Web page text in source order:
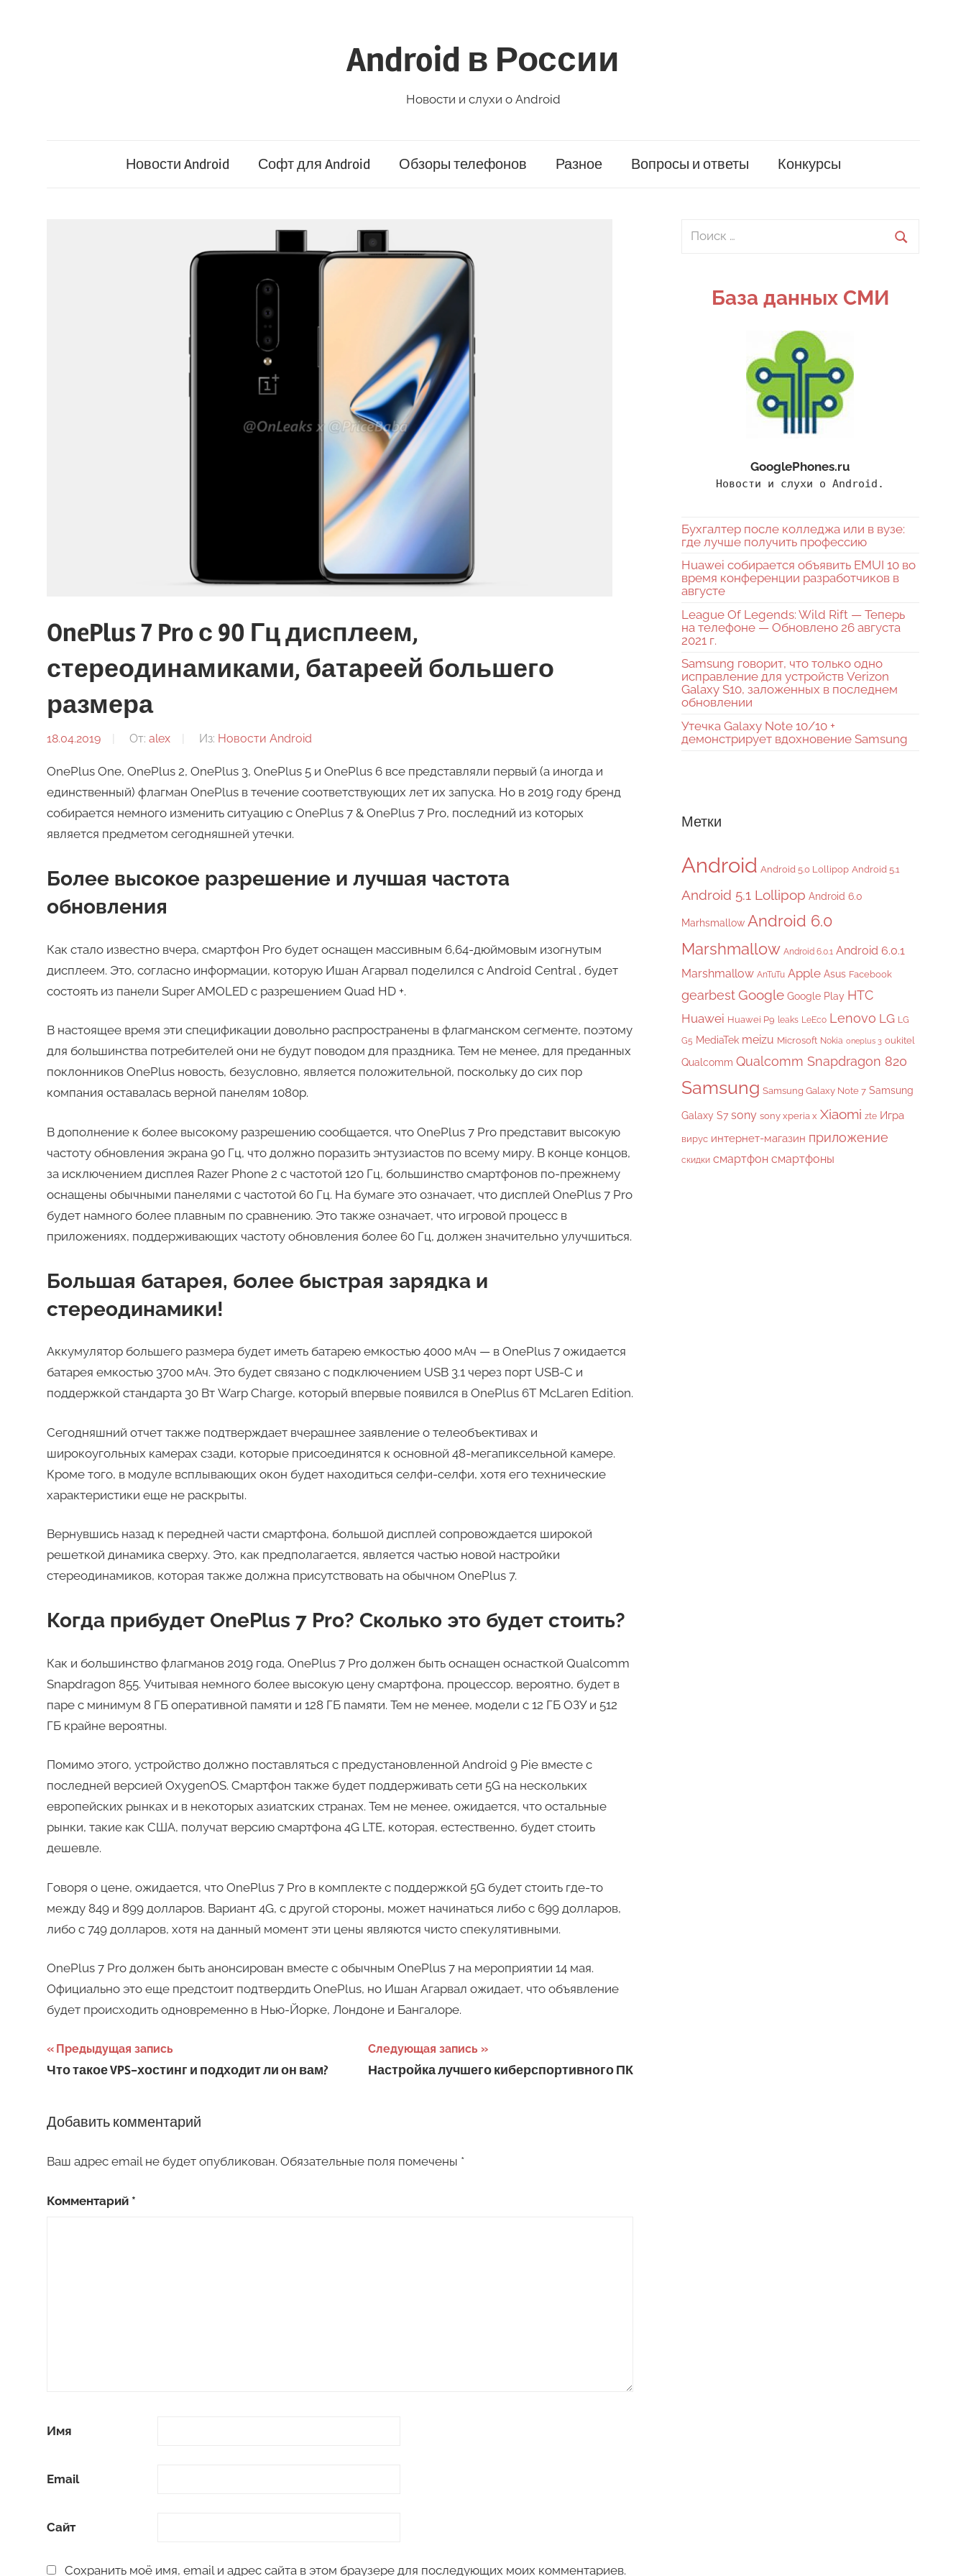
Android в России
Новости и слухи о Android
Новости Android Софт для Android Обзоры телефонов Разное Вопросы и ответы Конкурсы
OnePlus 7 Pro с 90 Гц дисплеем,
стереодинамиками, батареей большего
размера
18.04.2019 От: alex Из: Новости Android
OnePlus One, OnePlus 2, OnePlus 3, OnePlus 5 и OnePlus 6 все представляли первый (а иногда и
единственный) флагман OnePlus в течение соответствующих лет их запуска. Но в 2019 году бренд
собирается немного изменить ситуацию с OnePlus 7 & OnePlus 7 Pro, последний из которых
является предметом сегодняшней утечки.
Более высокое разрешение и лучшая частота
обновления
Как стало известно вчера, смартфон Pro будет оснащен массивным 6,64-дюймовым изогнутым
дисплеем. Это, согласно информации, которую Ишан Агарвал поделился с Android Central , будет
состоять из панели Super AMOLED с разрешением Quad HD +.
В настоящее время эти спецификации довольно распространены в флагманском сегменте, поэтому
для большинства потребителей они не будут поводом для праздника. Тем не менее, для преданных
поклонников OnePlus новость, безусловно, является положительной, поскольку до сих пор
компания оставалась верной панелям 1080p.
В дополнение к более высокому разрешению сообщается, что OnePlus 7 Pro представит высокую
частоту обновления экрана 90 Гц, что должно поразить энтузиастов по всему миру. В конце концов,
за исключением дисплея Razer Phone 2 с частотой 120 Гц, большинство смартфонов по-прежнему
оснащены обычными панелями с частотой 60 Гц. На бумаге это означает, что дисплей OnePlus 7 Pro
будет намного более плавным по сравнению. Это также означает, что игровой процесс в
приложениях, поддерживающих частоту обновления более 60 Гц, должен значительно улучшиться.
Большая батарея, более быстрая зарядка и
стереодинамики!
Аккумулятор большего размера будет иметь батарею емкостью 4000 мАч — в OnePlus 7 ожидается
батарея емкостью 3700 мАч. Это будет связано с подключением USB 3.1 через порт USB-C и
поддержкой стандарта 30 Вт Warp Charge, который впервые появился в OnePlus 6T McLaren Edition.
Сегодняшний отчет также подтверждает вчерашнее заявление о телеобъективах и
широкоугольных камерах сзади, которые присоединятся к основной 48-мегапиксельной камере.
Кроме того, в модуле всплывающих окон будет находиться селфи-селфи, хотя его технические
характеристики еще не раскрыты.
Вернувшись назад к передней части смартфона, большой дисплей сопровождается широкой
решеткой динамика сверху. Это, как предполагается, является частью новой настройки
стереодинамиков, которая также должна присутствовать на обычном OnePlus 7.
Когда прибудет OnePlus 7 Pro? Сколько это будет стоить?
Как и большинство флагманов 2019 года, OnePlus 7 Pro должен быть оснащен оснасткой Qualcomm
Snapdragon 855. Учитывая немного более высокую цену смартфона, процессор, вероятно, будет в
паре с минимум 8 ГБ оперативной памяти и 128 ГБ памяти. Тем не менее, модели с 12 ГБ ОЗУ и 512
ГБ крайне вероятны.
Помимо этого, устройство должно поставляться с предустановленной Android 9 Pie вместе с
последней версией OxygenOS. Смартфон также будет поддерживать сети 5G на нескольких
европейских рынках и в некоторых азиатских странах. Тем не менее, ожидается, что остальные
рынки, такие как США, получат версию смартфона 4G LTE, которая, естественно, будет стоить
дешевле.
Говоря о цене, ожидается, что OnePlus 7 Pro в комплекте с поддержкой 5G будет стоить где-то
между 849 и 899 долларов. Вариант 4G, с другой стороны, может начинаться либо с 699 долларов,
либо с 749 долларов, хотя на данный момент эти цены являются чисто спекулятивными.
OnePlus 7 Pro должен быть анонсирован вместе с обычным OnePlus 7 на мероприятии 14 мая.
Официально это еще предстоит подтвердить OnePlus, но Ишан Агарвал ожидает, что объявление
будет происходить одновременно в Нью-Йорке, Лондоне и Бангалоре.
Навигация
по
Предыдущая запись
Что такое VPS-хостинг и подходит ли он вам?
Следующая запись
Настройка лучшего киберспортивного ПК
Добавить комментарий
Ваш адрес email не будет опубликован. Обязательные поля помечены *
Комментарий *
Имя
Email
Сайт
Сохранить моё имя, email и адрес сайта в этом браузере для последующих моих комментариев.
Поиск
База данных СМИ
GooglePhones.ru
Новости и слухи о Android.
Бухгалтер после колледжа или в вузе:
где лучше получить профессию
Huawei собирается объявить EMUI 10 во
время конференции разработчиков в
августе
League Of Legends: Wild Rift — Теперь
на телефоне — Обновлено 26 августа
2021 г.
Samsung говорит, что только одно
исправление для устройств Verizon
Galaxy S10, заложенных в последнем
обновлении
Утечка Galaxy Note 10/10 +
демонстрирует вдохновение Samsung
Метки
Android Android 5.0 Lollipop Android 5.1
Android 5.1 Lollipop Android 6.0
Marhsmallow Android 6.0
Marshmallow Android 6.0.1 Android 6.0.1
Marshmallow AnTuTu Apple Asus Facebook
gearbestGoogle Google Play HTC
Huawei Huawei P9 leaks LeEco Lenovo LG LG
G5 MediaTek meizu Microsoft Nokia oneplus 3 oukitel
Qualcomm Qualcomm Snapdragon 820
Samsung Samsung Galaxy Note 7 Samsung
Galaxy S7 sony sony xperia x Xiaomi zte Игра
вирус интернет-магазин приложение
скидки смартфон смартфоны